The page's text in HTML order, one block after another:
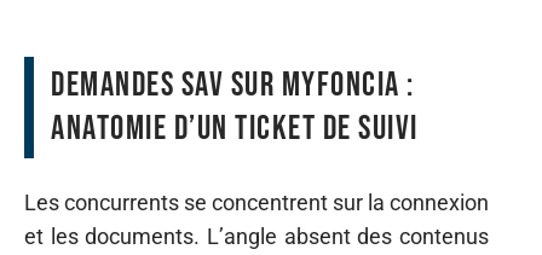
Demandes SAV sur MyFoncia :
anatomie d’un ticket de suivi
Les concurrents se concentrent sur la connexion
et les documents. L’angle absent des contenus